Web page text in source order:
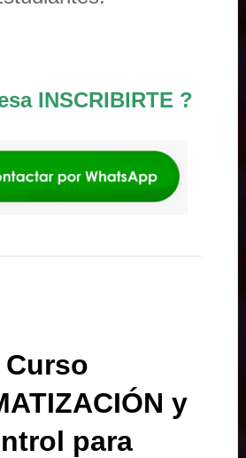
INSCRIBIRTE ?
Curso
y
para